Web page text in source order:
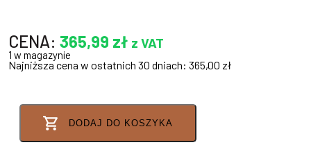
CENA: 365,99 zł z VAT
1 w magazynie
Najniższa cena w ostatnich 30 dniach: 365,00 zł
DODAJ DO KOSZYKA